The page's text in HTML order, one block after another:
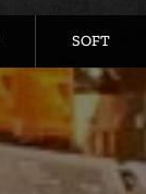
SOFT